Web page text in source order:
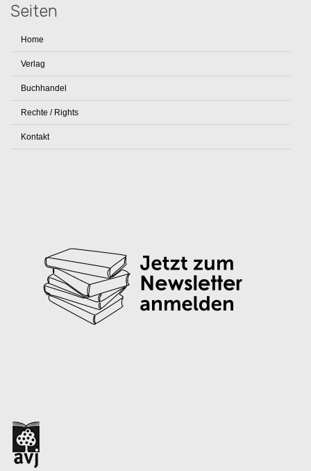
Seiten
Home
Verlag
Buchhandel
Rechte / Rights
Kontakt